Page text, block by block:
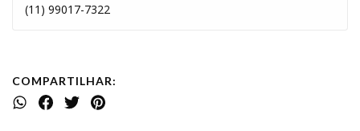
(11) 99017-7322
COMPARTILHAR: